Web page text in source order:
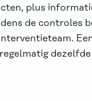
plus
de controles